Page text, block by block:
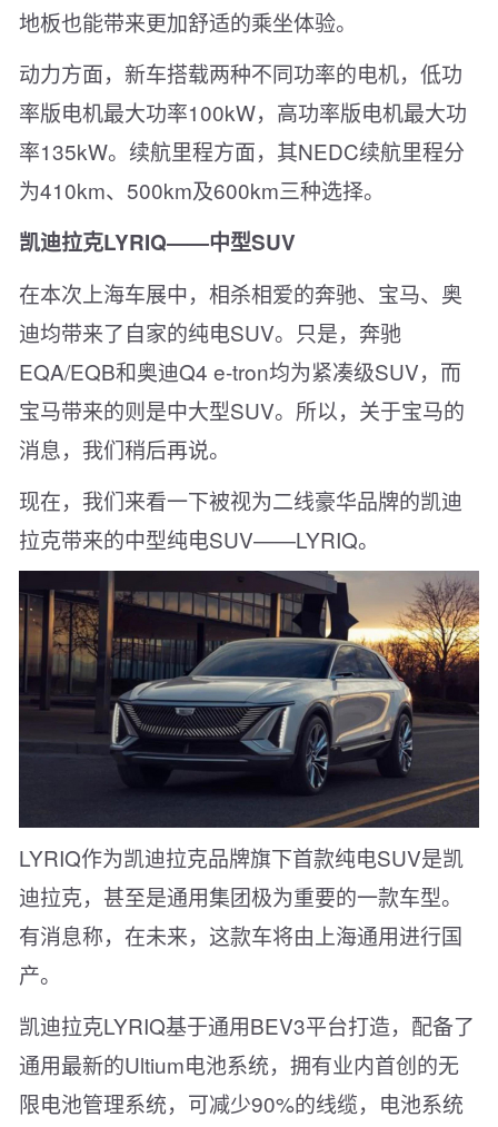
地板也能带来更加舒适的乘坐体验。
动力方面，新车搭载两种不同功率的电机，低功
率版电机最大功率100kW，高功率版电机最大功
率135kW。续航里程方面，其NEDC续航里程分
为410km、500km及600km三种选择。
凯迪拉克LYRIQ——中型SUV
在本次上海车展中，相杀相爱的奔驰、宝马、奥
迪均带来了自家的纯电SUV。只是，奔驰
EQA/EQB和奥迪Q4 e-tron均为紧凑级SUV，而
宝马带来的则是中大型SUV。所以，关于宝马的
消息，我们稍后再说。
现在，我们来看一下被视为二线豪华品牌的凯迪
拉克带来的中型纯电SUV——LYRIQ。
LYRIQ作为凯迪拉克品牌旗下首款纯电SUV是凯
迪拉克，甚至是通用集团极为重要的一款车型。
有消息称，在未来，这款车将由上海通用进行国
产。
凯迪拉克LYRIQ基于通用BEV3平台打造，配备了
通用最新的Ultium电池系统，拥有业内首创的无
限电池管理系统，可减少90%的线缆，电池系统